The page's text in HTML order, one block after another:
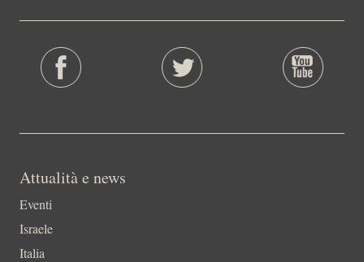
Attualità e news
Eventi
Israele
Italia